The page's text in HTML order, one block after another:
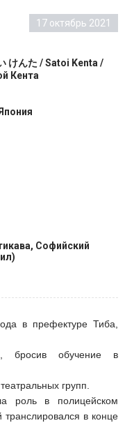
17 октябрь 2021
けんた / Satoi Kenta /
Кента
Софийский
в префектуре Тиба,
бросив обучение в
групп.
роль в полицейском
в конце